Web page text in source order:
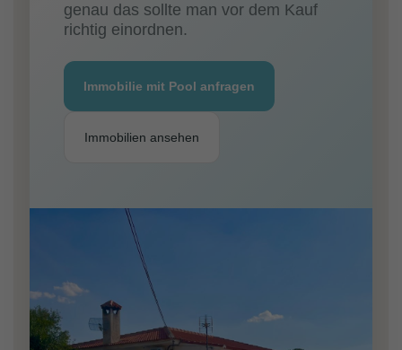
genau das sollte man vor dem Kauf
richtig einordnen.
Immobilie mit Pool anfragen
Immobilien ansehen